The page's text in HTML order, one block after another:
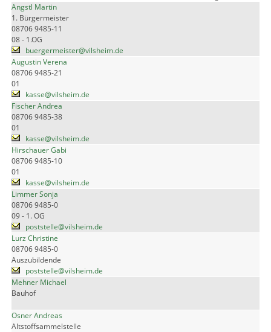
Angstl Martin
1. Bürgermeister
08706 9485-11
08 - 1.OG
buergermeister@vilsheim.de
Augustin Verena
08706 9485-21
01
kasse@vilsheim.de
Fischer Andrea
08706 9485-38
01
kasse@vilsheim.de
Hirschauer Gabi
08706 9485-10
01
kasse@vilsheim.de
Limmer Sonja
08706 9485-0
09 - 1. OG
poststelle@vilsheim.de
Lurz Christine
08706 9485-0
Auszubildende
poststelle@vilsheim.de
Mehner Michael
Bauhof
Osner Andreas
Altstoffsammelstelle